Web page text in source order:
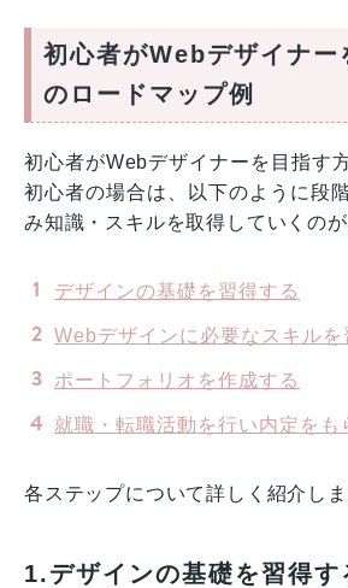
初心者がWebデザイナー
のロードマップ例
初心者がWebデザイナーを目指す
初心者の場合は、以下のように段
み知識・スキルを取得していくのが
デザインの基礎を習得する
Webデザインに必要なスキルを
ポートフォリオを作成する
就職・転職活動を行い内定をも
各ステップについて詳しく紹介しま
1.デザインの基礎を習得す